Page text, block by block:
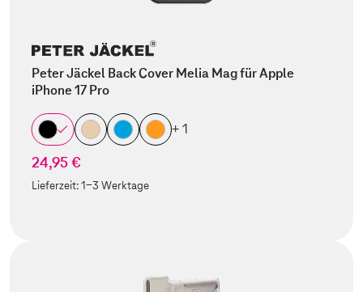
Peter Jäckel Back Cover Melia Mag für Apple
iPhone 17 Pro
+ 1
24,95 €
Lieferzeit:1-3 Werktage